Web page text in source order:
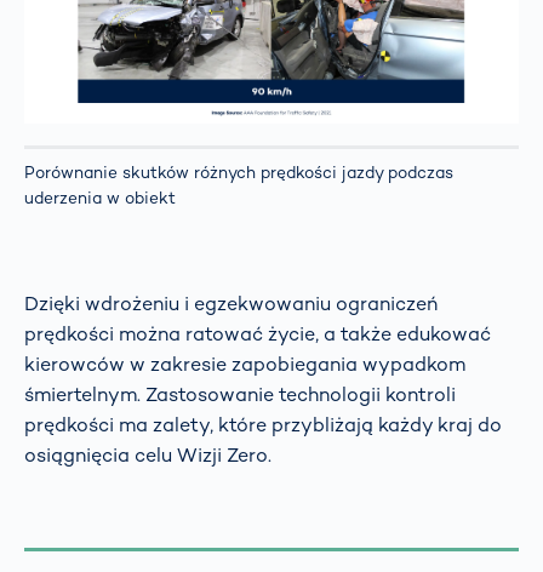
Porównanie skutków różnych prędkości jazdy podczas
uderzenia w obiekt
Dzięki wdrożeniu i egzekwowaniu ograniczeń
prędkości można ratować życie, a także edukować
kierowców w zakresie zapobiegania wypadkom
śmiertelnym. Zastosowanie technologii kontroli
prędkości ma zalety, które przybliżają każdy kraj do
osiągnięcia celu Wizji Zero.